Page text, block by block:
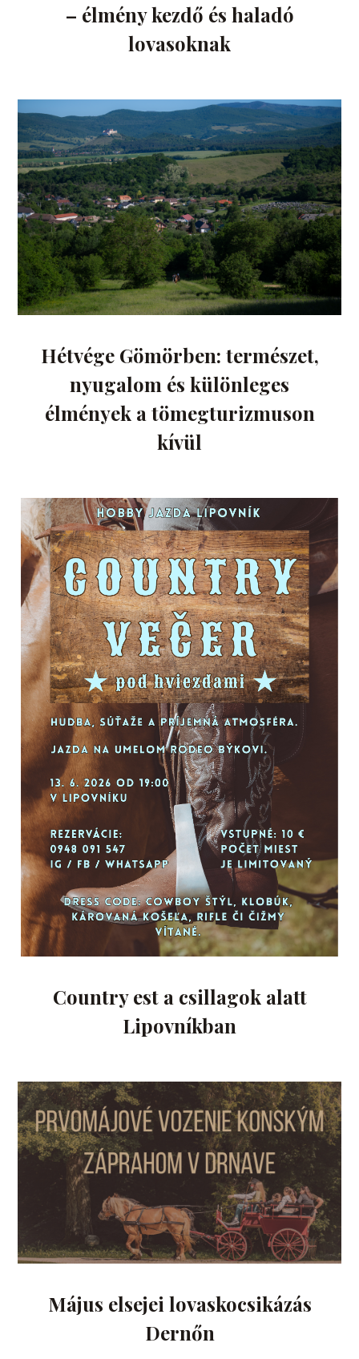
– élmény kezdő és haladó
lovasoknak
Hétvége Gömörben: természet,
nyugalom és különleges
élmények a tömegturizmuson
kívül
Country est a csillagok alatt
Lipovníkban
Május elsejei lovaskocsikázás
Dernőn